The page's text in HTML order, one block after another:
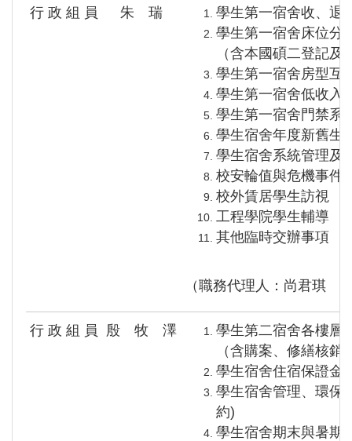
行 政 組 員 朱 瑞
學生第一宿舍收、退
學生第一宿舍床位分
（含本國碩二登記及
學生第一宿舍房型互
學生第一宿舍低收入
學生第一宿舍門禁系
學生宿舍年度新舊生
學生宿舍系統管理及
校安輪值與危機事件
校外賃居學生訪視
工程學院學生輔導
其他臨時交辦事項
（職務代理人：尚君琪
行 政 組 員 殷 牧 澤
學生第二宿舍各樓層
（含購案、修繕核
學生宿舍住宿保證金
學生宿舍管理、環保
約)
學生宿舍期末與暑期